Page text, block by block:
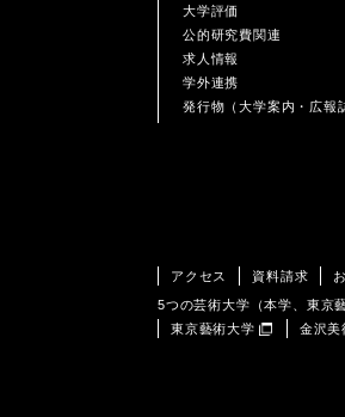
大学評価
公的研究費関連
求人情報
学外連携
発行物（大学案内・広報
アクセス 資料請求
5つの芸術大学（本学、東京
東京藝術大学
金沢美